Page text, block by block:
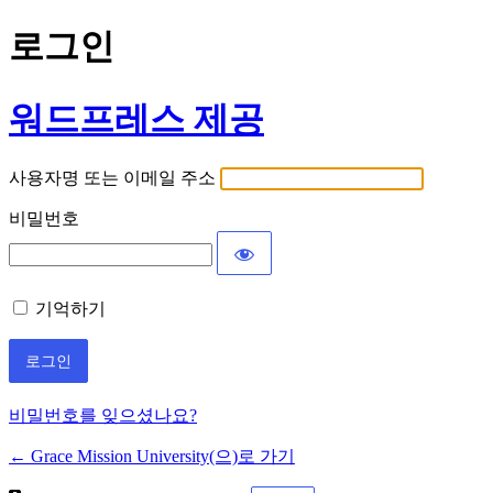
로그인
워드프레스 제공
사용자명 또는 이메일 주소
비밀번호
기억하기
비밀번호를 잊으셨나요?
← Grace Mission University(으)로 가기